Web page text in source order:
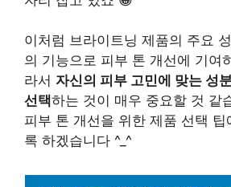
이처럼 브라이트닝 제품의 주요
의 기능으로 피부 톤 개선에 기여
라서 자신의 피부 고민에 맞는 성
선택하는 것이 매우 중요할 것 같
피부 톤 개선을 위한 제품 선택 팁
록 하겠습니다 ^_^